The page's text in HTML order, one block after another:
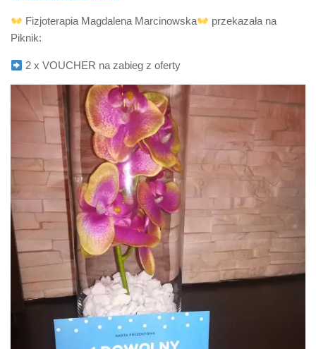
Fizjoterapia Magdalena Marcinowska
przekazała na
Piknik:
2 x VOUCHER na zabieg z oferty